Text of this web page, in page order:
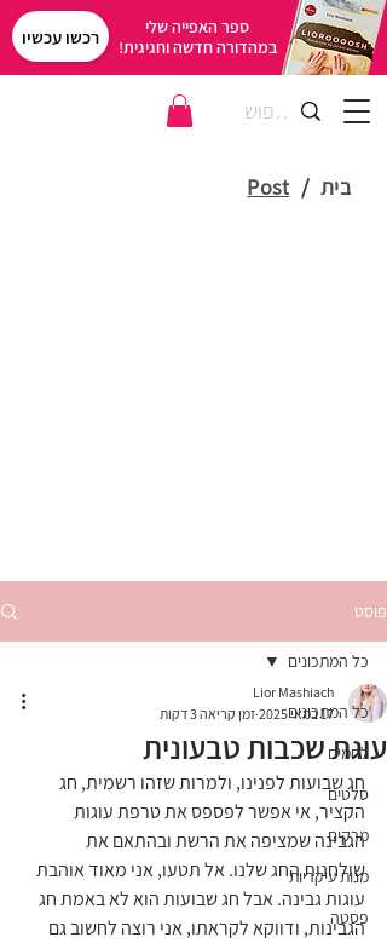
רכשו עכשיו
ספר האפייה שלי
במהדורה חדשה וחגיגית!
בית /
Post
פוסט
כל המתכונים
לחמים
סלטים
מרקים
מנות עיקריות
פסטה
כל המתכונים
עוגת שכבות טבעונית
Lior Mashiach
17 במאי 2025
זמן קריאה 3 דקות
חג שבועות לפנינו, ולמרות שזהו רשמית, חג
הקציר, אי אפשר לפספס את טרפת עוגות
הגבינה שמציפה את הרשת ובהתאם את
שולחנות החג שלנו. אל תטעו, אני מאוד אוהבת
עוגות גבינה. אבל חג שבועות הוא לא באמת חג
הגבינות, ודווקא לקראתו, אני רוצה לחשוב גם